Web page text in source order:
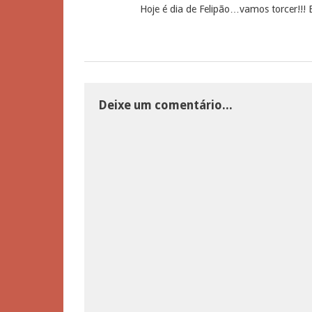
Hoje é dia de Felipão…vamos torcer!!!
Deixe um comentário...